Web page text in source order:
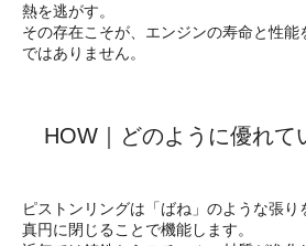
熱を逃がす。
その存在こそが、エンジンの寿命と性
ではありません。
HOW｜どのように優れて
ピストンリングは「ばね」のような張
真円に閉じることで機能します。